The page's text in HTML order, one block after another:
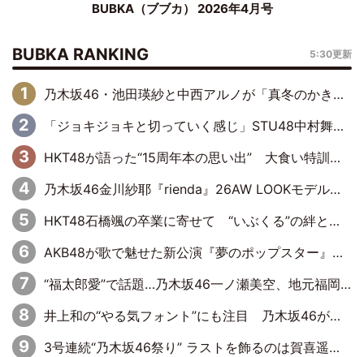
BUBKA（ブブカ） 2026年4月号
BUBKA RANKING 5:30更新
乃木坂46・池田瑛紗と中西アルノが「真冬のかき氷」騒動で火花散らす！ 因縁の裏にあるのは、逆境をともに“凌”ぐ似た者同士の絆
「ジョキジョキと切っていく感じ」STU48中村舞、新しい挑戦は自らの手で
HKT48が語った“15周年本の思い出” 大食い特訓・守護霊企画・制服グラビア…盛りだくさんの裏話
乃木坂46金川紗耶『rienda』26AW LOOKモデルに就任
HKT48石橋颯の卒業に寄せて “いぶくる”の絆と後輩・龍頭綺音の決意
AKB48が歌で魅せた新公演『夢のポップスター』 初日から全身全霊のステージ
“福太郎愛”で話題…乃木坂46一ノ瀬美空、地元福岡『めんべい25周年トップサポーター』に就任
井上和の“やる気フォント”にも注目 乃木坂46が挑んだ書道パフォーマンスの舞台裏
3号連続“乃木坂46祭り” ラストを飾るのは賀喜遥香…5年ぶりの登場に「5年分大人になった私を見ていただけたら」